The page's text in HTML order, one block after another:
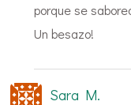
porque se
Un besazo!
Sara M.